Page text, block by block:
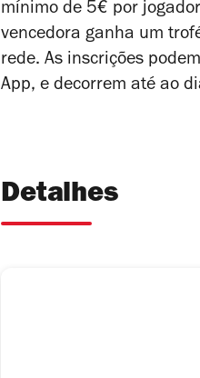
mínimo de 5€ por
vencedora ganha um
rede. As inscrições
App, e decorrem até ao
Detalhes